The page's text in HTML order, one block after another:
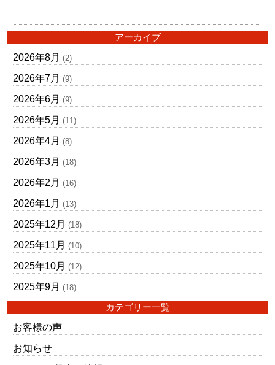
アーカイブ
2026年8月 (2)
2026年7月 (9)
2026年6月 (9)
2026年5月 (11)
2026年4月 (8)
2026年3月 (18)
2026年2月 (16)
2026年1月 (13)
2025年12月 (18)
2025年11月 (10)
2025年10月 (12)
2025年9月 (18)
カテゴリー一覧
お客様の声
お知らせ